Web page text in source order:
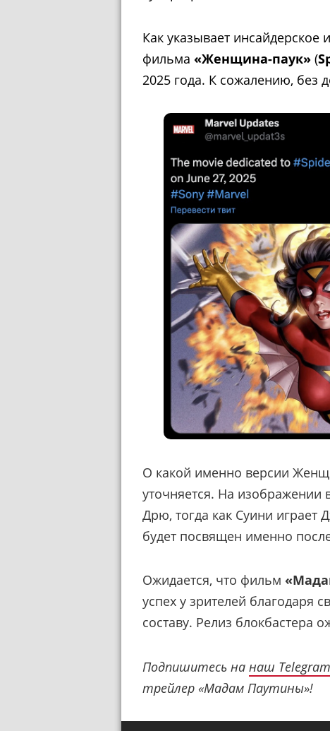
Как указывает
фильма «Женщина-паук» (
2025 года. К сожалению, без
О какой именно версии
уточняется. На изображении
Дрю, тогда как Суини
будет посвящен именно
Ожидается, что фильм
успех у зрителей благодаря
составу. Релиз блокбастера
Подпишитесь на наш
трейлер «Мадам Паутины»!